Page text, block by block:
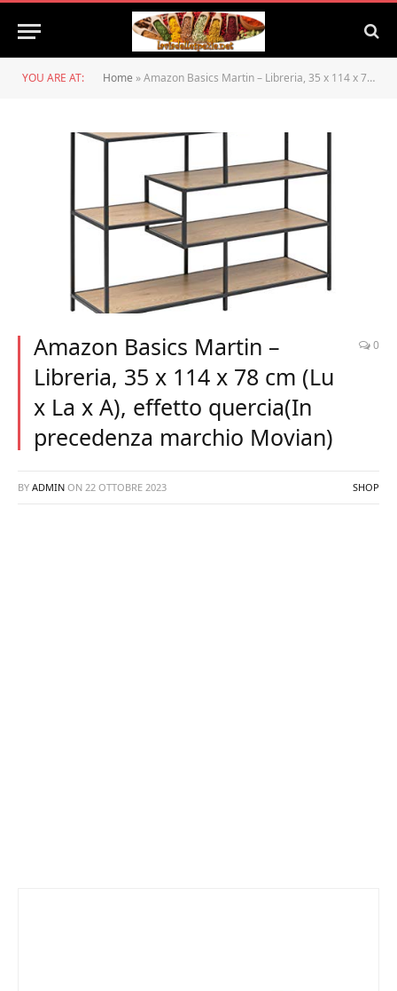
YOU ARE AT: Home »Amazon Basics Martin – Libreria, 35 x 114 x 78 cm (Lu x La x A), effetto quercia(In precedenza marchio Movian)
Amazon Basics Martin –
Libreria, 35 x 114 x 78 cm (Lu
x La x A), effetto quercia(In
precedenza marchio Movian)
0
BY ADMIN ON 22 OTTOBRE 2023 SHOP